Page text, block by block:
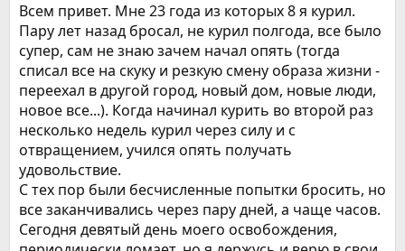
Всем привет. Мне 23 года из которых 8 я курил.
Пару лет назад бросал, не курил полгода, все было
супер, сам не знаю зачем начал опять (тогда
списал все на скуку и резкую смену образа жизни -
переехал в другой город, новый дом, новые люди,
новое все...). Когда начинал курить во второй раз
несколько недель курил через силу и с
отвращением, учился опять получать
удовольствие.
С тех пор были бесчисленные попытки бросить, но
все заканчивались через пару дней, а чаще часов.
Сегодня девятый день моего освобождения,